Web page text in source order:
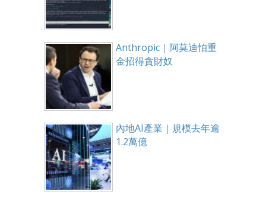
Anthropic｜阿莫迪怕重
金招得貪財奴
內地AI產業｜規模去年逾
1.2萬億